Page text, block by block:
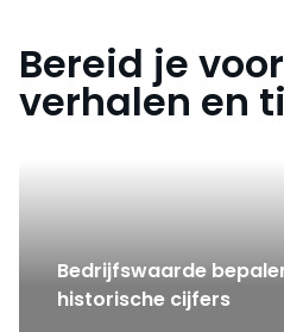
Bereid je
verhalen en
Bedrijfswaarde
historische cijfers